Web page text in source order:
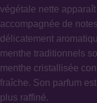
végétale nette
accompagnée de
délicatement
menthe traditionnels
menthe cristallisée
fraîche. Son parfum
plus raffiné.